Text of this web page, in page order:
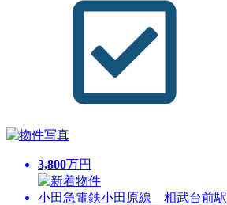
3,800万円
小田急電鉄小田原線 相武台前駅